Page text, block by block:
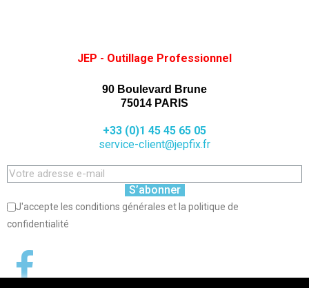
JEP - Outillage Professionnel
90 Boulevard Brune
75014 PARIS
+33 (0)1 45 45 65 05
service-client@jepfix.fr
S’abonner
J'accepte les conditions générales et la politique de
confidentialité